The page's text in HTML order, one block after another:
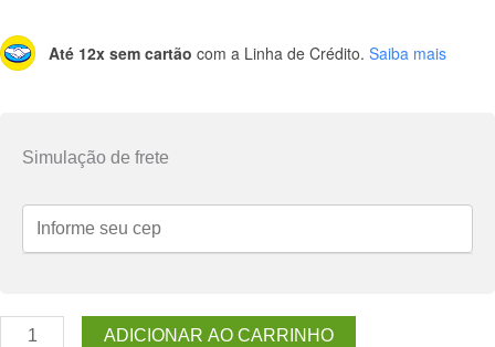
Até 12x sem cartão com a Linha de Crédito. Saiba mais
Simulação de frete
Nicho
ADICIONAR AO CARRINHO